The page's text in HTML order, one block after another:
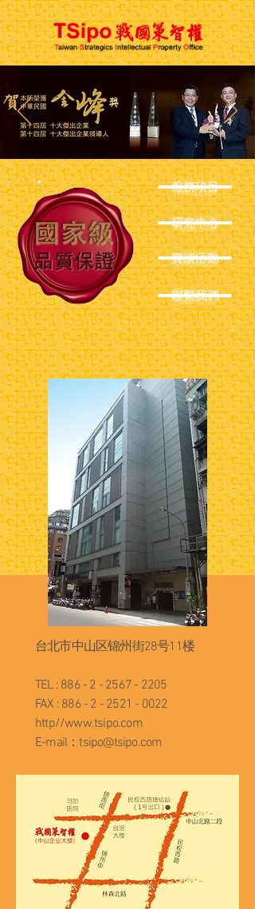
服務項目
研究中心
實績活動
聯繫我們
台北市中山区锦州街28号11楼
TEL : 886 - 2 - 2567 - 2205
FAX : 886 - 2 - 2521 - 0022
http//www.tsipo.com
E-mail：tsipo@tsipo.com